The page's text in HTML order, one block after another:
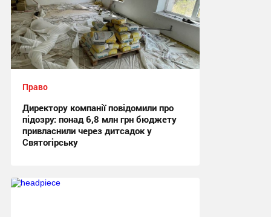
Право
Директору компанії повідомили про
підозру: понад 6,8 млн грн бюджету
привласнили через дитсадок у
Святогірську
17:36, 24.06.2026